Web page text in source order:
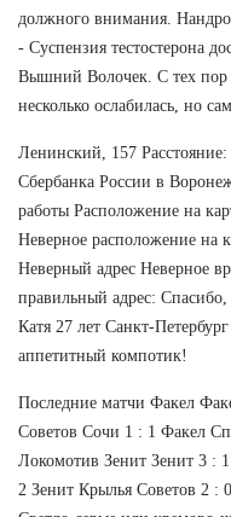
должного внимания.
- Суспензия тестостерона
Вышний Волочек. С тех пор
несколько ослабилась, но
Ленинский, 157
Сбербанка России в
работы Расположение на
Неверное расположение на
Неверный адрес Неверное
правильный адрес:
Катя 27 лет Санкт-
аппетитный компотик!
Последние матчи Факел
Советов Сочи 1 : 1 Факел
Локомотив Зенит Зенит 3 :
2 Зенит Крылья Советов 2 :